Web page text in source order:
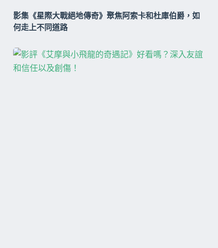
影集《星際大戰絕地傳奇》聚焦阿索卡和杜庫伯爵，如
何走上不同道路